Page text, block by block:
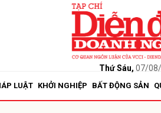
Thứ Sáu, 07/
LUẬT KHỞI NGHIỆP BẤT ĐỘNG SẢN